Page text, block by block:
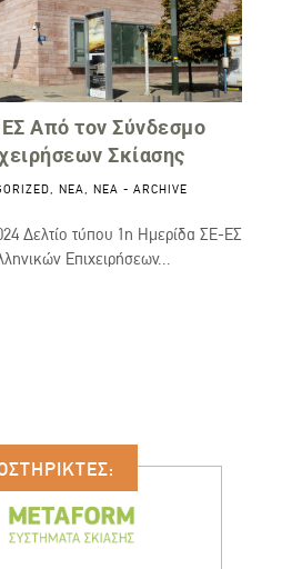
Από τον Σύνδεσμο
Σκίασης
, ΝΈΑ, ΝΈΑ - ARCHIVE
Δελτίο τύπου 1η Ημερίδα ΣΕ-ΕΣ
Επιχειρήσεων...